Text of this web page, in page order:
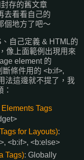
存的舊文章
去看看自己的
個地方了吧～
自己定義 & HTML的
像上面範例出現用來
element 的
條件用的 <b:if>,
法這邊就不提了，我
Tags
for Layouts):
<b:if>, <b:else>
Tags): Globally